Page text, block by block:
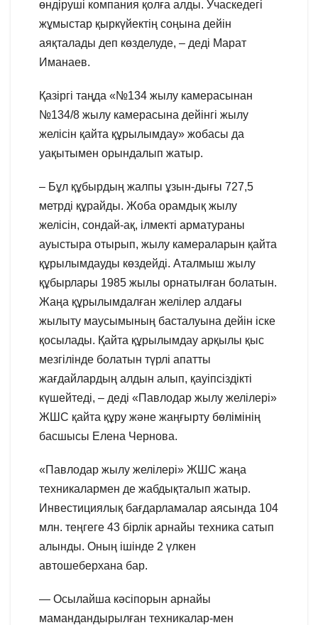
өндіруші компания қолға алды. Учаскедегі
жұмыстар қыркүйектің соңына дейін
аяқталады деп көзделуде, – деді Марат
Иманаев.
Қазіргі таңда «№134 жылу камерасынан
№134/8 жылу камерасына дейінгі жылу
желісін қайта құрылымдау» жобасы да
уақытымен орындалып жатыр.
– Бұл құбырдың жалпы ұзын-дығы 727,5
метрді құрайды. Жоба орамдық жылу
желісін, сондай-ақ, ілмекті арматураны
ауыстыра отырып, жылу камераларын қайта
құрылымдауды көздейді. Аталмыш жылу
құбырлары 1985 жылы орнатылған болатын.
Жаңа құрылымдалған желілер алдағы
жылыту маусымының басталуына дейін іске
қосылады. Қайта құрылымдау арқылы қыс
мезгілінде болатын түрлі апатты
жағдайлардың алдын алып, қауіпсіздікті
күшейтеді, – деді «Павлодар жылу желілері»
ЖШС қайта құру және жаңғырту бөлімінің
басшысы Елена Чернова.
«Павлодар жылу желілері» ЖШС жаңа
техникалармен де жабдықталып жатыр.
Инвестициялық бағдарламалар аясында 104
млн. теңгеге 43 бірлік арнайы техника сатып
алынды. Оның ішінде 2 үлкен
автошеберхана бар.
— Осылайша кәсіпорын арнайы
мамандандырылған техникалар-мен